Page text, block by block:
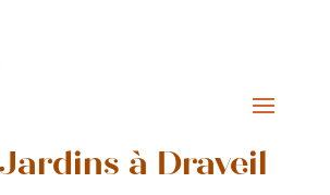
à Draveil